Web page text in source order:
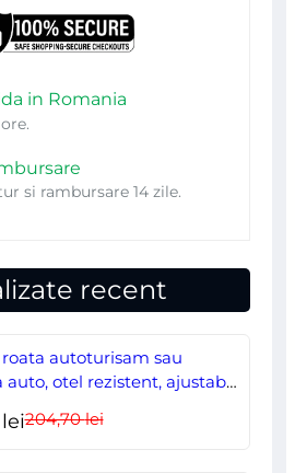
in Romania
si rambursare 14 zile.
recent
autoturisam sau
auto, otel rezistent, ajustabil,
204,70leiPrețul
lei
Prețul